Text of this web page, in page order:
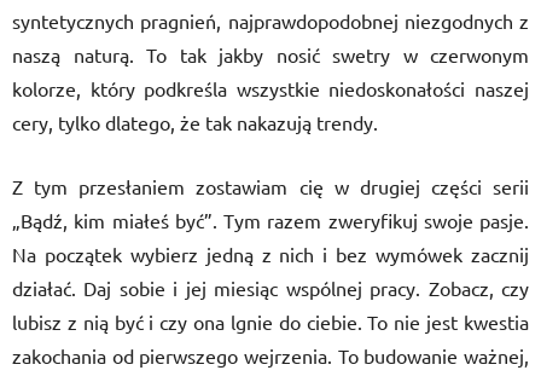
syntetycznych pragnień, najprawdopodobnej niezgodnych z
naszą naturą. To tak jakby nosić swetry w czerwonym
kolorze, który podkreśla wszystkie niedoskonałości naszej
cery, tylko dlatego, że tak nakazują trendy.
Z tym przesłaniem zostawiam cię w drugiej części serii
„Bądź, kim miałeś być”. Tym razem zweryfikuj swoje pasje.
Na początek wybierz jedną z nich i bez wymówek zacznij
działać. Daj sobie i jej miesiąc wspólnej pracy. Zobacz, czy
lubisz z nią być i czy ona lgnie do ciebie. To nie jest kwestia
zakochania od pierwszego wejrzenia. To budowanie ważnej,